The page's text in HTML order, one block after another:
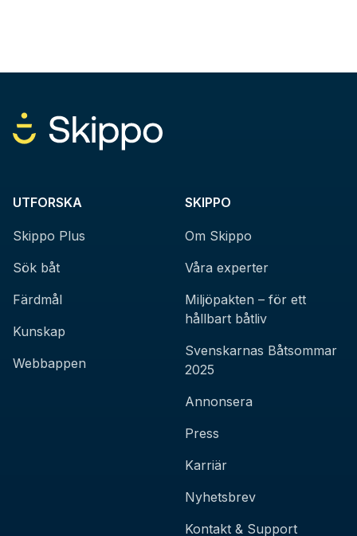
UTFORSKA
Skippo Plus
Sök båt
Färdmål
Kunskap
Webbappen
SKIPPO
Om Skippo
Våra experter
Miljöpakten – för ett
hållbart båtliv
Svenskarnas Båtsommar
2025
Annonsera
Press
Karriär
Nyhetsbrev
Kontakt & Support